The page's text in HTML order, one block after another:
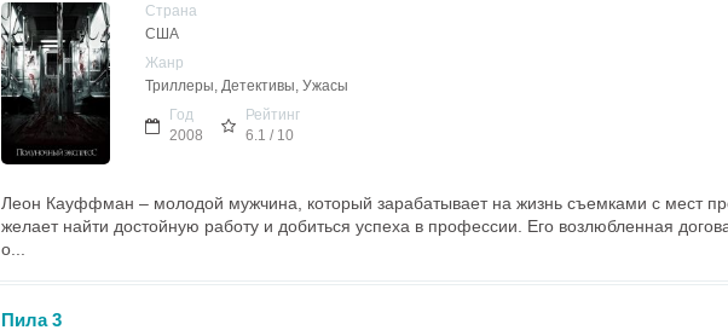
Страна
США
Жанр
Триллеры, Детективы, Ужасы
Год
2008
Рейтинг
6.1 / 10
Леон Кауффман – молодой мужчина, который зарабатывает на жизнь съемками с мест
желает найти достойную работу и добиться успеха в профессии. Его возлюбленная
о...
Пила 3